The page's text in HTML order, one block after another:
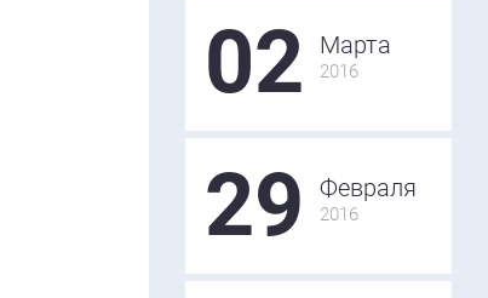
02 Марта
2016
29 Февраля
2016